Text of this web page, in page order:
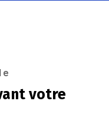
votre